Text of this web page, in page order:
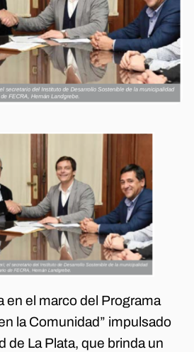
en el marco del Programa
la Comunidad” impulsado
de La Plata, que brinda un